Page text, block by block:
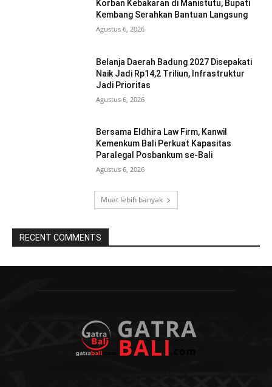
Korban Kebakaran di Manistutu, Bupati
Kembang Serahkan Bantuan Langsung
Agustus 6, 2026
Belanja Daerah Badung 2027 Disepakati
Naik Jadi Rp14,2 Triliun, Infrastruktur
Jadi Prioritas
Agustus 6, 2026
Bersama Eldhira Law Firm, Kanwil
Kemenkum Bali Perkuat Kapasitas
Paralegal Posbankum se-Bali
Agustus 6, 2026
Muat lebih banyak
RECENT COMMENTS